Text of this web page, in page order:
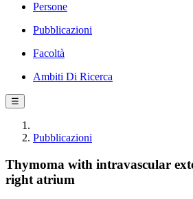
Persone
Pubblicazioni
Facoltà
Ambiti Di Ricerca
☰
Pubblicazioni
Thymoma with intravascular
right atrium